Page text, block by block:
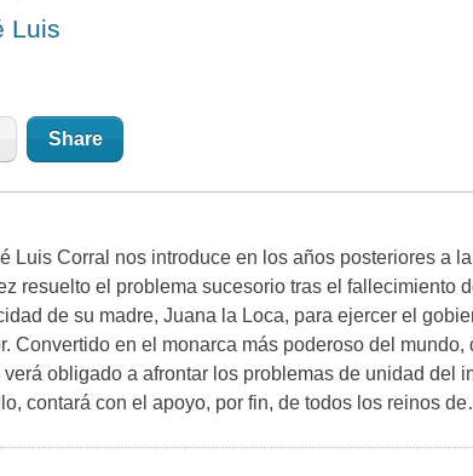
Luis
Share
Luis Corral nos introduce en los años posteriores a
resuelto el problema sucesorio tras el fallecimiento
de su madre, Juana la Loca, para ejercer el
Convertido en el monarca más poderoso del mundo,
obligado a afrontar los problemas de unidad del
contará con el apoyo, por fin, de todos los reinos de